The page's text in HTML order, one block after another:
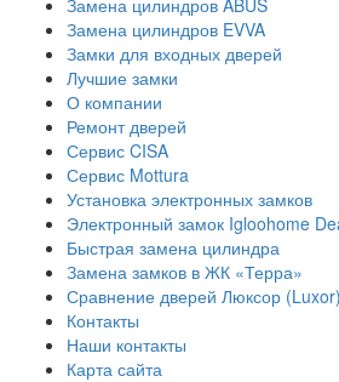
Замена цилиндров ABUS
Замена цилиндров EVVA
Замки для входных дверей
Лучшие замки
О компании
Ремонт дверей
Сервис CISA
Сервис Mottura
Установка электронных замков
Электронный замок Igloohome
​Быстрая замена цилиндра
Замена замков в ЖК «Терра»
Сравнение дверей Люксор
Контакты
Наши контакты
Карта сайта